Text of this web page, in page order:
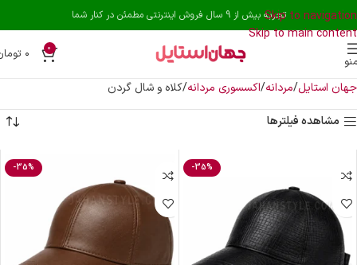
Skip to navigation
Skip to main content
تجربه بیش از 9 سال فروش اینترنتی مطمئن در کنار شما
0 ۰
جهان استایل مردانه اکسسوری مردانه کلاه و شال گردن
مشاهده فیلترها
-35%
-35%